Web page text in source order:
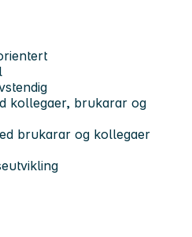
kollegaer, brukarar og
brukarar og kollegaer